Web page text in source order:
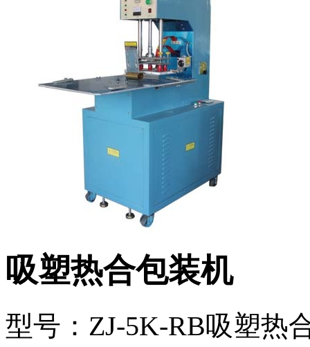
吸塑热合包装机
型号：ZJ-5K-RB吸塑热